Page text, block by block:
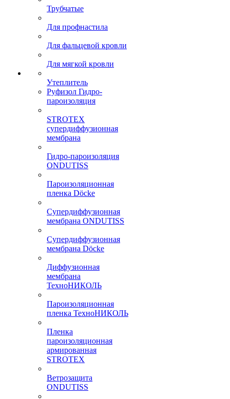
Трубчатые
Для профнастила
Для фальцевой кровли
Для мягкой кровли
Утеплитель
Руфизол Гидро-
пароизоляция
STROTEX
супердиффузионная
мембрана
Гидро-пароизоляция
ONDUTISS
Пароизоляционная
пленка Döcke
Супердиффузионная
мембрана ONDUTISS
Супердиффузионная
мембрана Döcke
Диффузионная
мембрана
ТехноНИКОЛЬ
Пароизоляционная
пленка ТехноНИКОЛЬ
Пленка
пароизоляционная
армированная
STROTEX
Ветрозащита
ONDUTISS